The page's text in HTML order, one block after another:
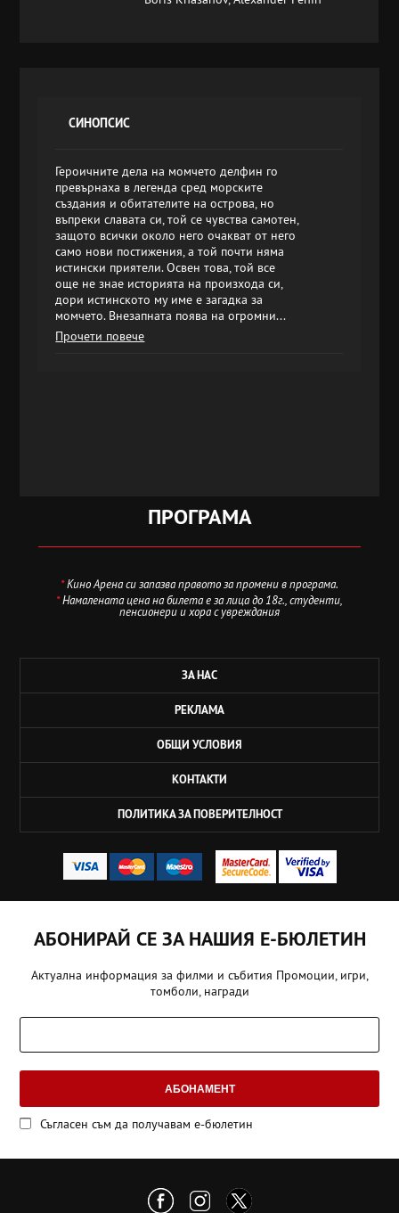
СИНОПСИС
Героичните дела на момчето делфин го
превърнаха в легенда сред морските
създания и обитателите на острова, но
въпреки славата си, той се чувства самотен,
защото всички около него очакват от него
само нови постижения, а той почти няма
истински приятели. Освен това, той все
още не знае историята на произхода си,
дори истинското му име е загадка за
момчето. Внезапната поява на огромни...
Прочети повече
ПРОГРАМА
*Кино Арена си запазва правото за промени в програма.
*Намалената цена на билета е за лица до 18г., студенти,
пенсионери и хора с увреждания
ЗА НАС
РЕКЛАМА
ОБЩИ УСЛОВИЯ
КОНТАКТИ
ПОЛИТИКА ЗА ПОВЕРИТЕЛНОСТ
АБОНИРАЙ СЕ ЗА НАШИЯ Е-БЮЛЕТИН
Актуална информация за филми и събития Промоции, игри,
томболи, награди
АБОНАМЕНТ
Съгласен съм да получавам е-бюлетин